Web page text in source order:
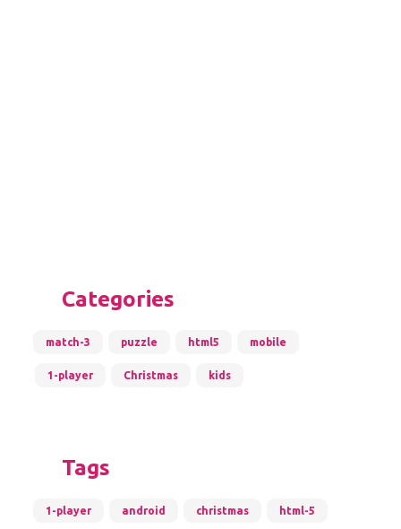
Categories
match-3 puzzle html5 mobile
1-player Christmas kids
Tags
1-player android christmas html-5